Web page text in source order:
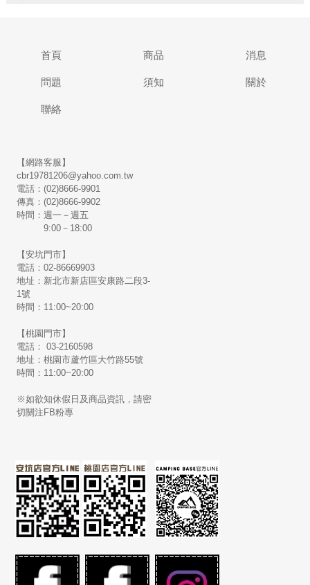
首頁 商品 消息
問題 須知 關於
聯絡
【網路客服】
cbr19781206@yahoo.com.tw
電話：(02)8666-9901
傳真：(02)8666-9902
時間：週一－週五
9:00－18:00
【安坑門市】
電話：02-86669903
地址：新北市新店區安康路二段3-
1號
時間：11:00~20:00
【桃園門市】
電話： 03-2160598
地址：桃園市蘆竹區大竹路55號
時間：11:00~20:00
※如欲知休假日及商品資訊，請密
切關注FB粉專